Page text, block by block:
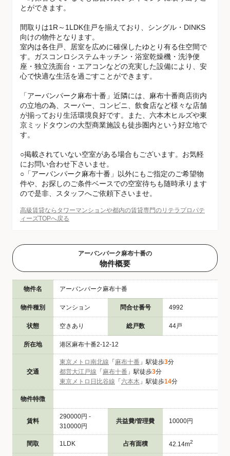
とができます。
間取りは1R～1LDK住戸を揃えており、シングル・DINKS
向けの物件となります。
室内は各住戸、居室を広めに確保したゆとり有る住空間で
す。ガスコンロシステムキッチン・浴室乾燥機・洗浄便
座・独立洗面台・エアコンなどの充実した設備により、安
心で快適な生活を過ごすことができます。
「アーバンパーク麻布十番」近隣には、麻布十番商店街内
の立地の為、スーパー、コンビニ、飲食店など様々な店舗
が揃っており生活環境良好です。また、六本木ヒルズや東
京ミッドタウンの大型商業施設も徒歩圏内という好立地で
す。
○掲載されていない空室がある場合もございます。お気軽
にお問い合わせ下さいませ。
○「アーバンパーク麻布十番」以外にもご指定のご希望物
件や、お探しのご条件ベースでの空室待ちも随時承ります
ので是非、スタッフへご依頼下さいませ。
高級賃貸ならタワーマンションや都内の賃貸専門のリテラプロパテ
ィーズTOPへ戻る
アーバンパーク麻布十番の
物件概要
物件名 アーバンパーク麻布十番
物件種別 マンション 問合せ番号 4992
状態 空きあり 総戸数 44戸
所在地 港区麻布十番2-12-12
交通
東京メトロ南北線 「 麻布十番 」駅徒歩3分
都営大江戸線 「 麻布十番 」駅徒歩3分
東京メトロ日比谷線 「 六本木 」駅徒歩14分
物件特徴
賃料
290000円 -
310000円
共益費/管理費 10000円
間取 1LDK 占有面積 42.14m2